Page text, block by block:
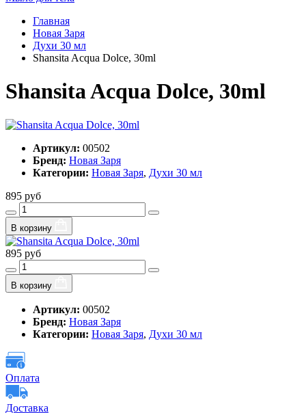
Главная
Новая Заря
Духи 30 мл
Shansita Acqua Dolce, 30ml
Shansita Acqua Dolce, 30ml
Артикул: 00502
Бренд: Новая Заря
Категории: Новая Заря, Духи 30 мл
895 руб
В корзину
895 руб
В корзину
Артикул: 00502
Бренд: Новая Заря
Категории: Новая Заря, Духи 30 мл
Оплата
Доставка